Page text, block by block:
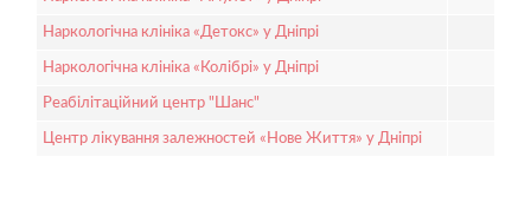
Наркологічна клініка «Детокс» у Дніпрі
Наркологічна клініка «Колібрі» у Дніпрі
Реабілітаційний центр "Шанс"
Центр лікування залежностей «Нове Життя» у Дніпрі